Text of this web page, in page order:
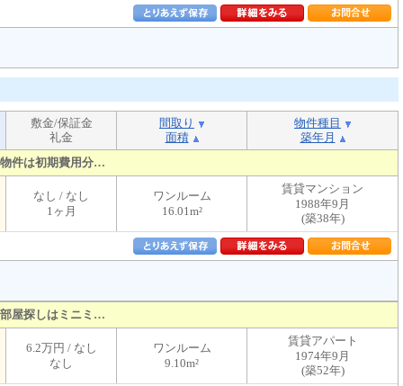
敷金/保証金
礼金
間取り
面積
物件種目
築年月
件は初期費用分…
なし / なし
1ヶ月
ワンルーム
16.01m²
賃貸マンション
1988年9月
(築38年)
屋探しはミニミ…
6.2万円 / なし
なし
ワンルーム
9.10m²
賃貸アパート
1974年9月
(築52年)